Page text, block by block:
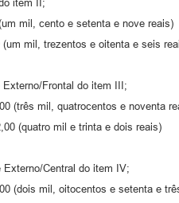
item II;
mil, cento e setenta e nove reais)
(um mil, trezentos e oitenta e seis
Externo/Frontal do item III;
(três mil, quatrocentos e noventa
(quatro mil e trinta e dois reais)
Externo/Central do item IV;
(dois mil, oitocentos e setenta e